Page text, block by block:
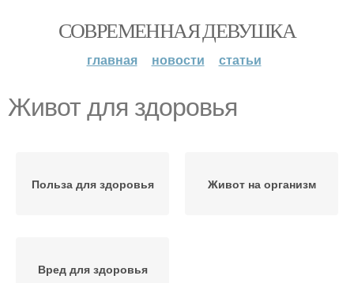
СОВРЕМЕННАЯ ДЕВУШКА
главная новости статьи
Живот для здоровья
Польза для здоровья Живот на организм
Вред для здоровья